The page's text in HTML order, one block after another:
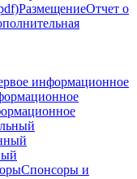
РазмещениеОтчет о
информационное
Спонсоры и